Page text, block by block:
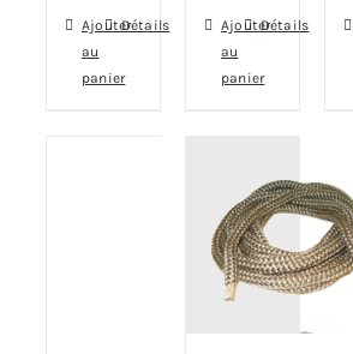
Ajouter
au
panier
Détails
Ajouter
au
panier
Détails